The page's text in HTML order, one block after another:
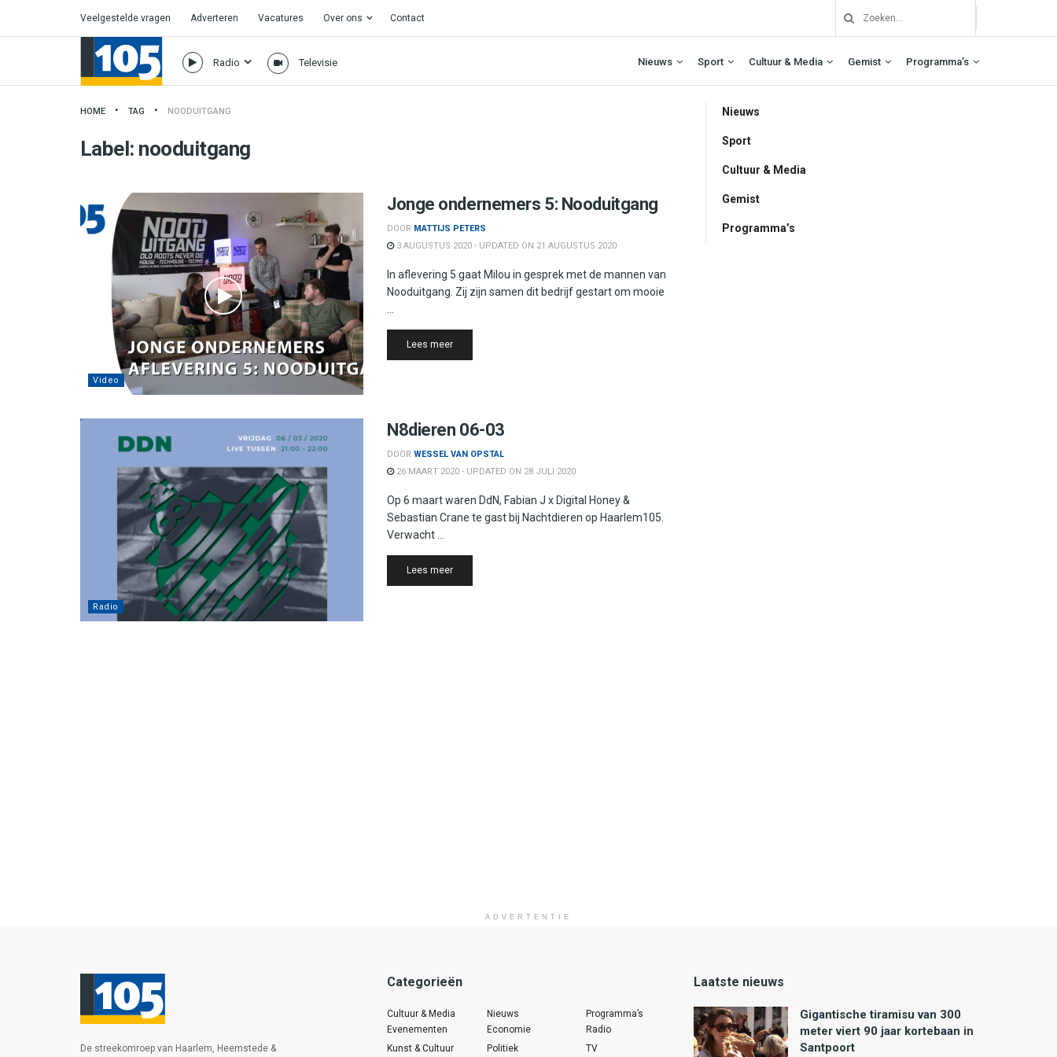
Veelgestelde vragen Adverteren Vacatures Over ons Contact
Radio Televisie Nieuws Sport Cultuur & Media Gemist Programma’s
HOME TAG NOODUITGANG
Label: nooduitgang
Video
Jonge ondernemers 5: Nooduitgang
DOOR MATTIJS PETERS
3 AUGUSTUS 2020 - UPDATED ON 21 AUGUSTUS 2020
In aflevering 5 gaat Milou in gesprek met de mannen van
Nooduitgang. Zij zijn samen dit bedrijf gestart om mooie
Lees meerDetails
Radio
N8dieren 06-03
DOOR WESSEL VAN OPSTAL
26 MAART 2020 - UPDATED ON 28 JULI 2020
Op 6 maart waren DdN, Fabian J x Digital Honey &
Sebastian Crane te gast bij Nachtdieren op Haarlem105.
Verwacht ...
Lees meerDetails
Nieuws
Sport
Cultuur & Media
Gemist
Programma’s
ADVERTENTIE
De streekomroep van Haarlem, Heemstede &
Categorieën
Cultuur & Media
Evenementen
Kunst & Cultuur
Nieuws
Economie
Politiek
Programma’s
Radio
TV
Laatste nieuws
Gigantische tiramisu van 300
meter viert 90 jaar kortebaan in
Santpoort